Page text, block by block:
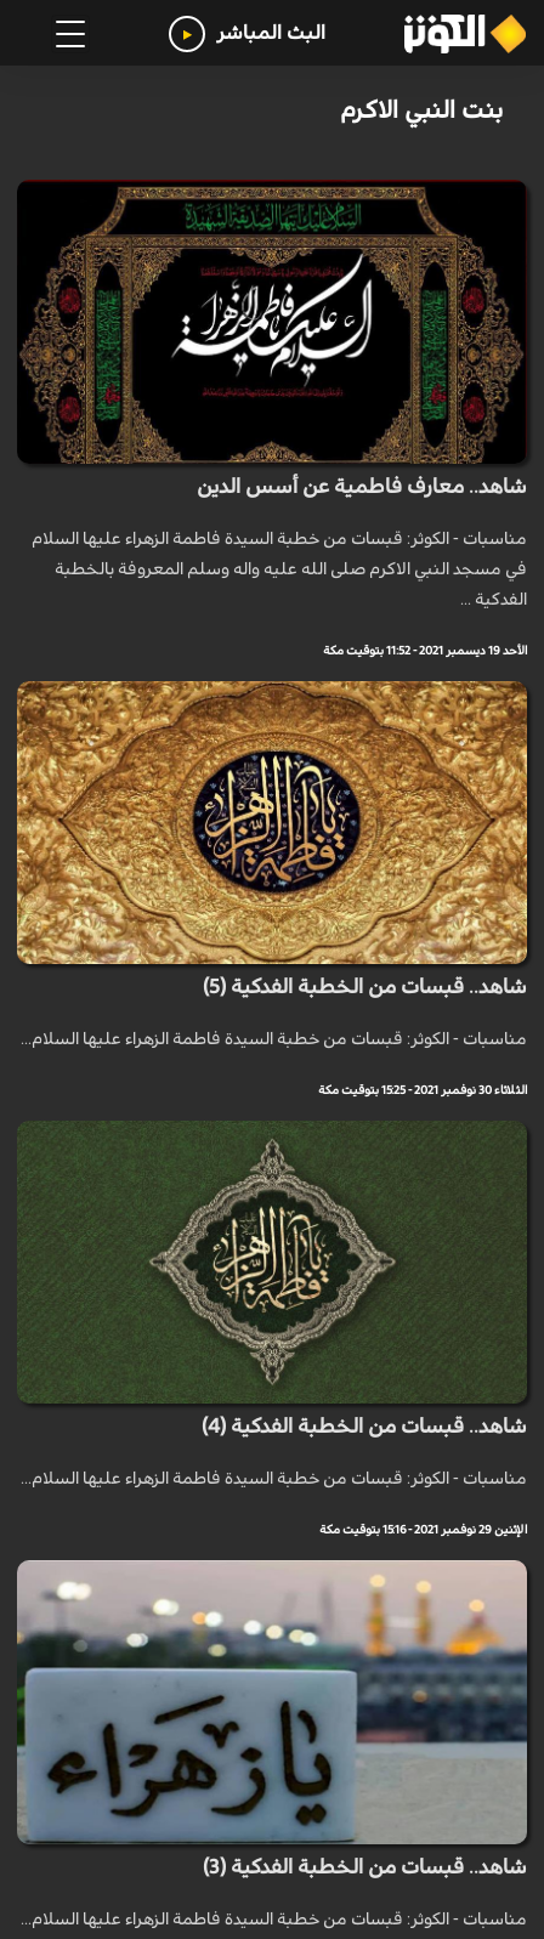
البث المباشر
بنت النبي الاكرم
شاهد.. معارف فاطمية عن أسس الدين
مناسبات - الكوثر: قبسات من خطبة السيدة فاطمة الزهراء عليها السلام
في مسجد النبي الاكرم صلى الله عليه واله وسلم المعروفة بالخطبة
الفدكية ...
الأحد 19 ديسمبر 2021 - 11:52 بتوقيت مكة
شاهد.. قبسات من الخطبة الفدكية (5)
مناسبات - الكوثر: قبسات من خطبة السيدة فاطمة الزهراء عليها السلام...
الثلاثاء 30 نوفمبر 2021 - 15:25 بتوقيت مكة
شاهد.. قبسات من الخطبة الفدكية (4)
مناسبات - الكوثر: قبسات من خطبة السيدة فاطمة الزهراء عليها السلام...
الإثنين 29 نوفمبر 2021 - 15:16 بتوقيت مكة
شاهد.. قبسات من الخطبة الفدكية (3)
مناسبات - الكوثر: قبسات من خطبة السيدة فاطمة الزهراء عليها السلام...